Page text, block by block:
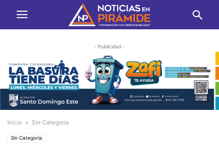
- Publicidad -
Inicio Sin Categoría
Sin Categoría